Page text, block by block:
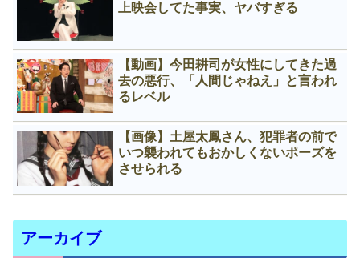
上映会してた事実、ヤバすぎる
【動画】今田耕司が女性にしてきた過
去の悪行、「人間じゃねえ」と言われ
るレベル
【画像】土屋太鳳さん、犯罪者の前で
いつ襲われてもおかしくないポーズを
させられる
アーカイブ